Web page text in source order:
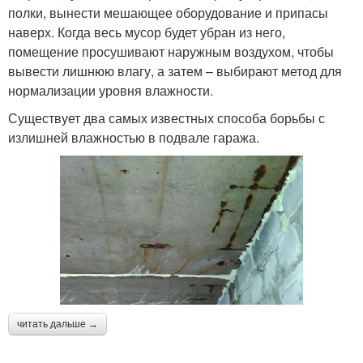
полки, вынести мешающее оборудование и припасы
наверх. Когда весь мусор будет убран из него,
помещение просушивают наружным воздухом, чтобы
вывести лишнюю влагу, а затем – выбирают метод для
нормализации уровня влажности.
Существует два самых известных способа борьбы с
излишней влажностью в подвале гаража.
читать дальше →